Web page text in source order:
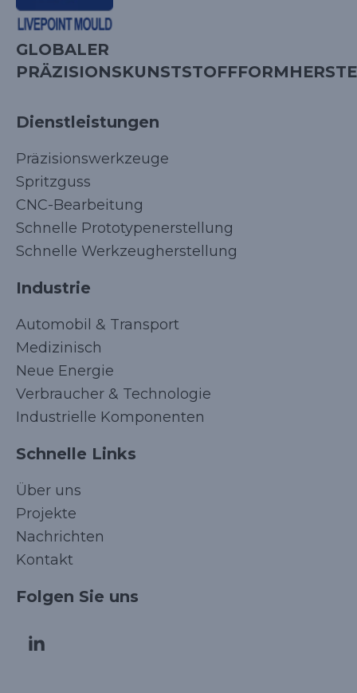
GLOBALER
Dienstleistungen
Präzisionswerkzeuge
Spritzguss
CNC-Bearbeitung
Schnelle Prototypenerstellung
Schnelle Werkzeugherstellung
Industrie
Automobil & Transport
Medizinisch
Neue Energie
Verbraucher & Technologie
Industrielle Komponenten
Schnelle Links
Über uns
Projekte
Nachrichten
Kontakt
Folgen Sie uns